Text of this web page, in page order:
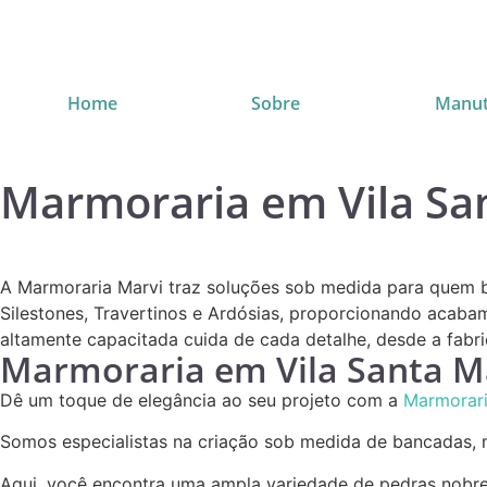
Home Sobre
Marmoraria em Vila
A Marmoraria Marvi traz soluções sob medida para
Silestones, Travertinos e Ardósias, proporcionando
altamente capacitada cuida de cada detalhe, desde a
Marmoraria em Vila Santa
Dê um toque de elegância ao seu projeto com a
Somos especialistas na criação sob medida de bancadas,